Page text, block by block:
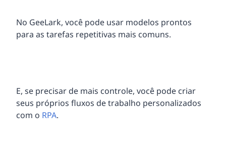
No GeeLark, você pode usar modelos prontos
para as tarefas repetitivas mais comuns.
E, se precisar de mais controle, você pode criar
seus próprios fluxos de trabalho personalizados
com o RPA.